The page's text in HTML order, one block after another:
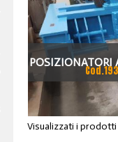
POSIZIONATORI
PORTATA
Visualizzati i